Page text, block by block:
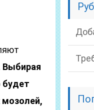
Выбирая
будет
мозолей,